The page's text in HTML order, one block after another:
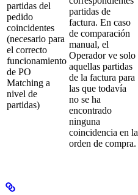
partidas del
pedido
coincidentes
(necesario para
el correcto
funcionamiento
de PO
Matching a
nivel de
partidas)
partidas de
factura. En caso
de comparación
manual, el
Operador ve solo
aquellas partidas
de la factura para
las que todavía
no se ha
encontrado
ninguna
coincidencia en la
orden de compra.